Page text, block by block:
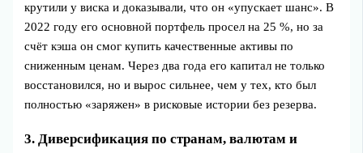
крутили у виска и доказывали, что он «упускает шанс». В
2022 году его основной портфель просел на 25 %, но за
счёт кэша он смог купить качественные активы по
сниженным ценам. Через два года его капитал не только
восстановился, но и вырос сильнее, чем у тех, кто был
полностью «заряжен» в рисковые истории без резерва.
3. Диверсификация по странам, валютам и